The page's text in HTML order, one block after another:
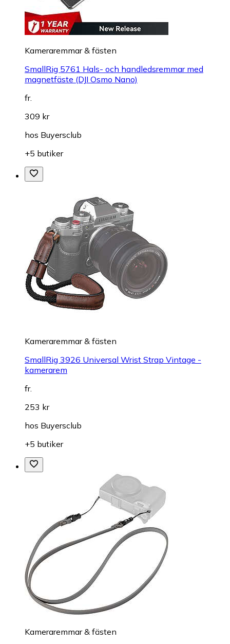
Kameraremmar & fästen
SmallRig 5761 Hals- och handledsremmar med
magnetfäste (DJI Osmo Nano)
fr.
309 kr
hos Buyersclub
+5 butiker
Kameraremmar & fästen
SmallRig 3926 Universal Wrist Strap Vintage -
kamerarem
fr.
253 kr
hos Buyersclub
+5 butiker
Kameraremmar & fästen